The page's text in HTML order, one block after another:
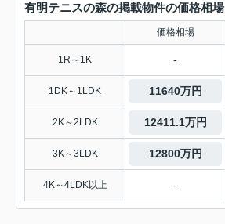
有明テニスの森の掲載物件の価格相場
価格相場
1R～1K -
1DK～1LDK 11640万円
2K～2LDK 12411.1万円
3K～3LDK 12800万円
4K～4LDK以上 -